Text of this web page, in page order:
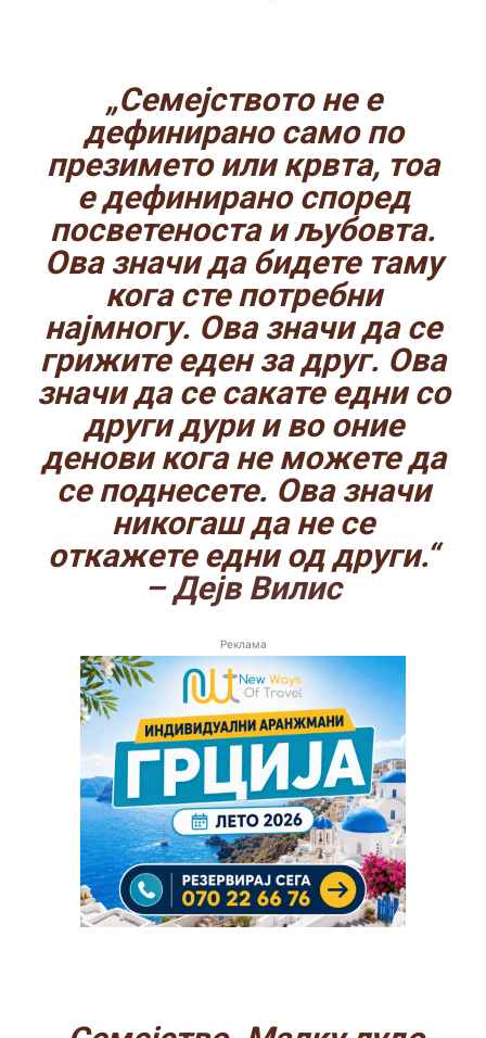
„Семејството не е
дефинирано само по
презимето или крвта, тоа
е дефинирано според
посветеноста и љубовта.
Ова значи да бидете таму
кога сте потребни
најмногу. Ова значи да се
грижите еден за друг. Ова
значи да се сакате едни со
други дури и во оние
денови кога не можете да
се поднесете. Ова значи
никогаш да не се
откажете едни од други.“
– Дејв Вилис
Реклама